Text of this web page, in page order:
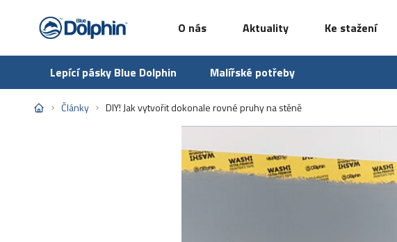
O nás Aktuality Ke stažení
Lepící pásky Blue Dolphin Malířské potřeby
Články DIY! Jak vytvořit dokonale rovné pruhy na stěně